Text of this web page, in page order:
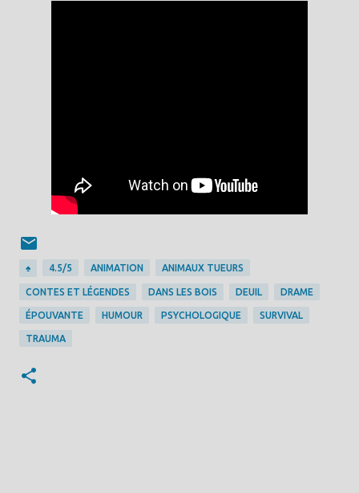
♠ 4.5/5 ANIMATION ANIMAUX TUEURS
CONTES ET LÉGENDES DANS LES BOIS DEUIL DRAME
ÉPOUVANTE HUMOUR PSYCHOLOGIQUE SURVIVAL
TRAUMA